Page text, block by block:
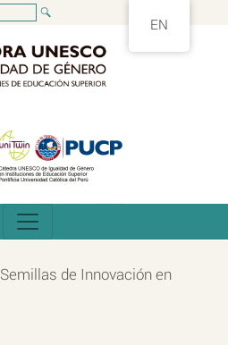
Semillas de Innovación en
EN